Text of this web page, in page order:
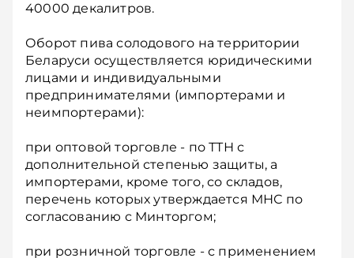
40000 декалитров.
Оборот пива солодового на территории
Беларуси осуществляется юридическими
лицами и индивидуальными
предпринимателями (импортерами и
неимпортерами):
при оптовой торговле - по ТТН с
дополнительной степенью защиты, а
импортерами, кроме того, со складов,
перечень которых утверждается МНС по
согласованию с Минторгом;
при розничной торговле - с применением